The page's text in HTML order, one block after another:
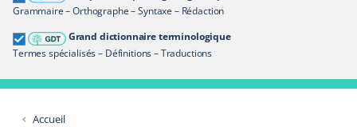
Grammaire – Orthographe – Syntaxe – Rédaction
Grand dictionnaire terminologique
Termes spécialisés – Définitions – Traductions
Restreindre aux termes
Accueil